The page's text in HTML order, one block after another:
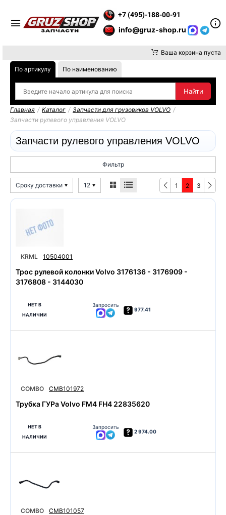
+7 (495)-188-00-91
info@gruz-shop.ru
Ваша корзина пуста
По артикулу По наименованию
Главная / Каталог / Запчасти для грузовиков VOLVO /
Запчасти рулевого управления VOLVO
Запчасти рулевого управления VOLVO
Фильтр
Сроку доставки 12 1 2 3
KRML 10504001
Трос рулевой колонки Volvo 3176136 - 3176909 -
3176808 - 3144030
НЕТ В
НАЛИЧИИ
Запросить
977.41
COMBO CMB101972
Трубка ГУРа Volvo FM4 FH4 22835620
НЕТ В
НАЛИЧИИ
Запросить
2 974.00
COMBO CMB101057